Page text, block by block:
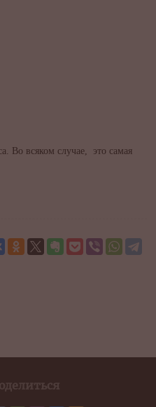
Во всяком случае, это самая